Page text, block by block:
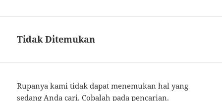
Tidak Ditemukan
Rupanya kami tidak dapat menemukan hal yang
sedang Anda cari. Cobalah pada pencarian.